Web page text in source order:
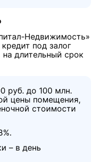
Недвижимость»
под залог
длительный срок
руб. до 100 млн.
цены помещения,
стоимости
– в день